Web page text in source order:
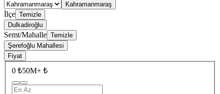
Kahramanmaraş
İlçe Temizle
Dulkadiroğlu
Semt/Mahalle Temizle
Şerefoğlu Mahallesi
Fiyat
0 ₺50M+ ₺